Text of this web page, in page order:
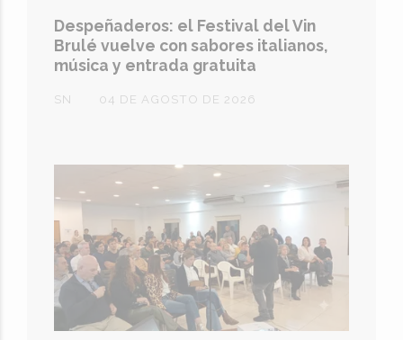
Despeñaderos: el Festival del Vin
Brulé vuelve con sabores italianos,
música y entrada gratuita
SN 04 DE AGOSTO DE 2026